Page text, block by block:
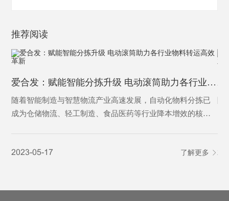
推荐阅读
爱合发：赋能智能分拣升级 电动滚筒助力各行业物料转运高效革新
随着智能制造与智慧物流产业高速发展，自动化物料分拣已
成为仓储物流、轻工制造、食品医药等行业降本增效的核心
产作业需求。
2023-05-17 了解更多
琐